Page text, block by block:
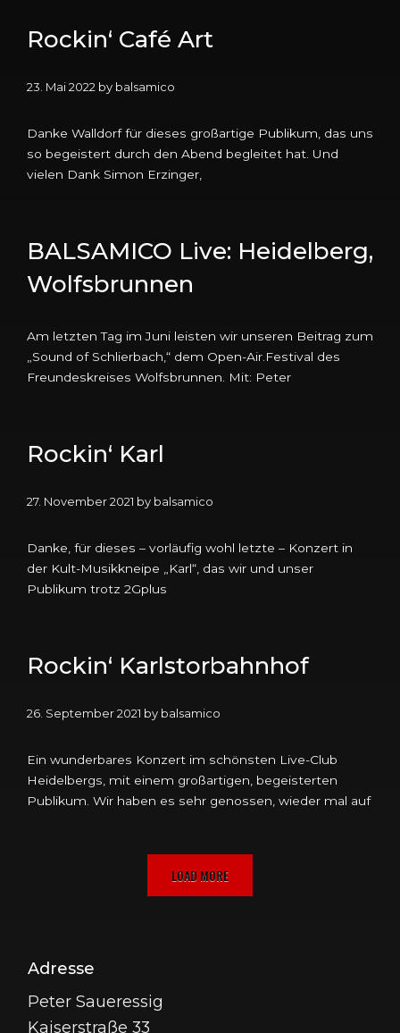
Rockin‘ Café Art
23. Mai 2022 by balsamico
Danke Walldorf für dieses großartige Publikum, das uns
so begeistert durch den Abend begleitet hat. Und
vielen Dank Simon Erzinger,
BALSAMICO Live: Heidelberg,
Wolfsbrunnen
Am letzten Tag im Juni leisten wir unseren Beitrag zum
„Sound of Schlierbach,“ dem Open-Air.Festival des
Freundeskreises Wolfsbrunnen. Mit: Peter
Rockin‘ Karl
27. November 2021 by balsamico
Danke, für dieses – vorläufig wohl letzte – Konzert in
der Kult-Musikkneipe „Karl“, das wir und unser
Publikum trotz 2Gplus
Rockin‘ Karlstorbahnhof
26. September 2021 by balsamico
Ein wunderbares Konzert im schönsten Live-Club
Heidelbergs, mit einem großartigen, begeisterten
Publikum. Wir haben es sehr genossen, wieder mal auf
LOAD MORE
Adresse
Peter Saueressig
Kaiserstraße 33